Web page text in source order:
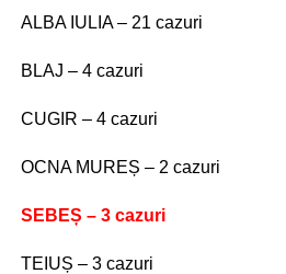
ALBA IULIA – 21 cazuri
BLAJ – 4 cazuri
CUGIR – 4 cazuri
OCNA MUREȘ – 2 cazuri
SEBEȘ – 3 cazuri
TEIUȘ – 3 cazuri